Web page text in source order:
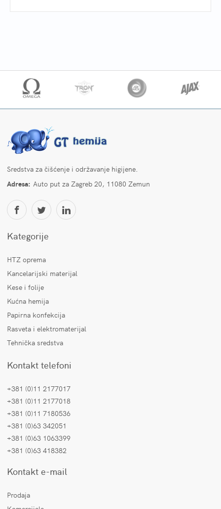
Sredstva za čišćenje i održavanje higijene.
Adresa: Auto put za Zagreb 20, 11080 Zemun
Kategorije
HTZ oprema
Kancelarijski materijal
Kese i folije
Kućna hemija
Papirna konfekcija
Rasveta i elektromaterijal
Tehnička sredstva
Kontakt telefoni
+381 (0)11 2177017
+381 (0)11 2177018
+381 (0)11 7180536
+381 (0)63 342051
+381 (0)63 1063399
+381 (0)63 418382
Kontakt e-mail
Prodaja